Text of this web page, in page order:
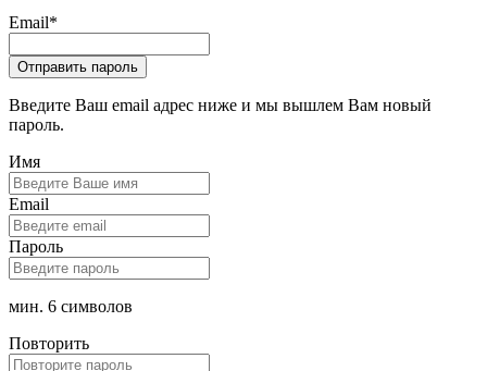
Email*
Введите Ваш email адрес ниже и мы вышлем Вам новый
пароль.
Имя
Email
Пароль
мин. 6 символов
Повторить